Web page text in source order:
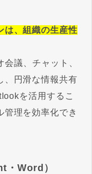
は、組織の生産性
議、チャット、
、円滑な情報共有
を活用するこ
管理を効率化でき
Word）